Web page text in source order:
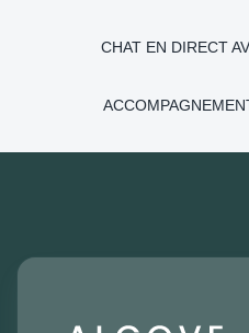
CHAT EN DIRECT